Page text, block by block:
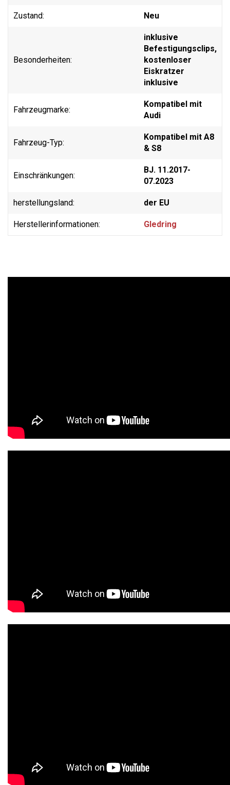
Zustand: Neu
Besonderheiten:
inklusive
Befestigungsclips,
kostenloser
Eiskratzer
inklusive
Fahrzeugmarke:
Kompatibel mit
Audi
Fahrzeug-Typ:
Kompatibel mit A8
& S8
Einschränkungen:
BJ. 11.2017-
07.2023
herstellungsland: der EU
Herstellerinformationen: Gledring